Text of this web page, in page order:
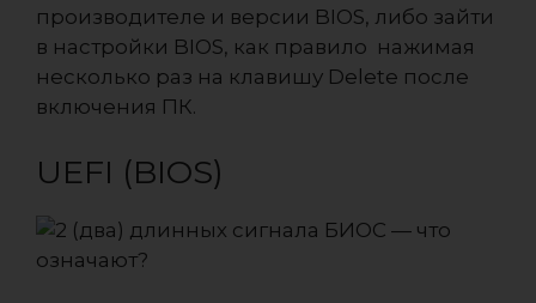
производителе и версии BIOS, либо зайти
в настройки BIOS, как правило нажимая
несколько раз на клавишу Delete после
включения ПК.
UEFI (BIOS)